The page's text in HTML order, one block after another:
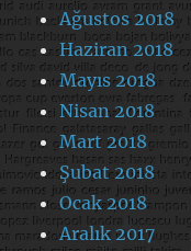
Ağustos 2018
Haziran 2018
Mayıs 2018
Nisan 2018
Mart 2018
Şubat 2018
Ocak 2018
Aralık 2017